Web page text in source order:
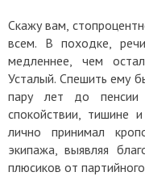
Скажу вам,
всем. В походке,
медленнее, чем
Усталый. Спешить ему
пару лет до
спокойствии, тишине
лично принимал
экипажа, выявляя
плюсиков от